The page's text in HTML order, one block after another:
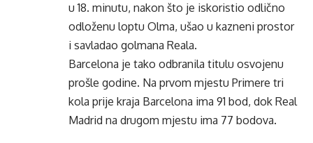
u 18. minutu, nakon što je iskoristio odlično
odloženu loptu Olma, ušao u kazneni prostor
i savladao golmana Reala.
Barcelona je tako odbranila titulu osvojenu
prošle godine. Na prvom mjestu Primere tri
kola prije kraja Barcelona ima 91 bod, dok Real
Madrid na drugom mjestu ima 77 bodova.